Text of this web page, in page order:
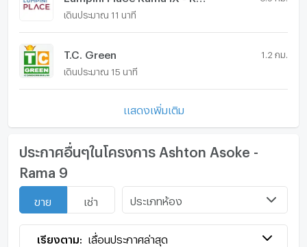
เดินประมาณ 11 นาที
T.C. Green 1.2 กม.
เดินประมาณ 15 นาที
แสดงเพิ่มเติม
ประกาศอื่นๆในโครงการ Ashton Asoke -
Rama 9
ขาย เช่า ประเภทห้อง
เรียงตาม: เลื่อนประกาศล่าสุด